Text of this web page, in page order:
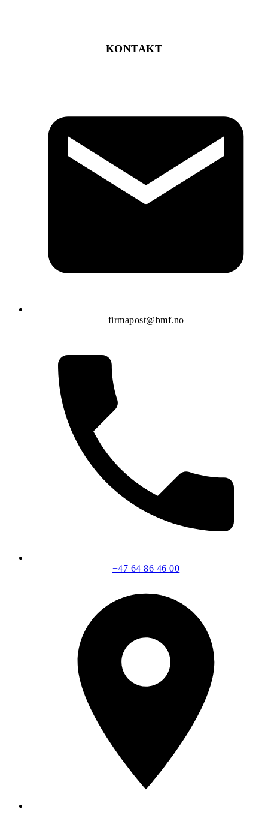
KONTAKT
firmapost@bmf.no
+47 64 86 46 00